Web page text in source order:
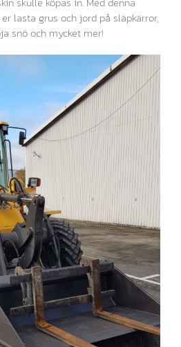
lasta grus och jord på släpkärror,
snö och mycket mer!